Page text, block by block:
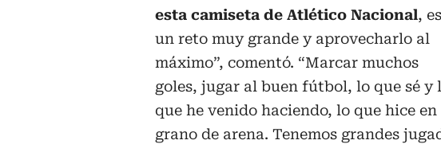
esta camiseta de Atlético Nacional, es
un reto muy grande y aprovecharlo al
máximo”, comentó. “Marcar muchos
goles, jugar al buen fútbol, lo que sé y
que he venido haciendo, lo que hice
grano de arena. Tenemos grandes